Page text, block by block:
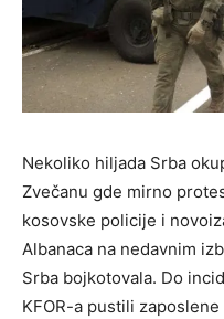
Nekoliko hiljada Srba
Zvečanu gde mirno
kosovske policije i
Albanaca na nedavnim
Srba bojkotovala. Do
KFOR-a pustili